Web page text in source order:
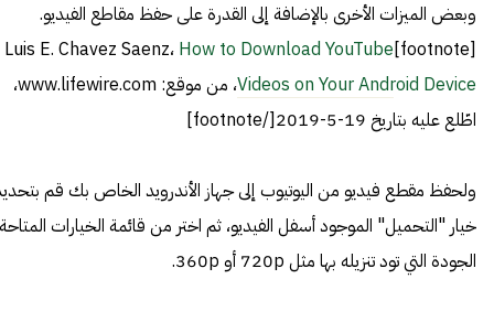
وبعض الميزات الأخرى بالإضافة إلى القدرة على حفظ مقاطع الفيديو.
[footnote]Luis E. Chavez Saenz،
How to Download YouTube
Videos on Your Android Device
، من موقع: www.lifewire.com،
اطّلع عليه بتاريخ 19-5-2019[/footnote]
ولحفظ مقطع فيديو من اليوتيوب إلى جهاز الأندرويد الخاص بك قم
خيار "التحميل" الموجود أسفل الفيديو، ثم اختر من قائمة الخيارات المتاحة
الجودة التي تود تنزيله بها مثل 720p أو 360p.